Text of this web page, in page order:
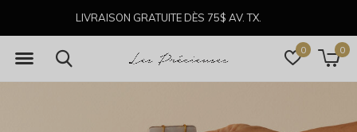
0 0
LIVRAISON GRATUITE DÈS 75$ AV. TX.